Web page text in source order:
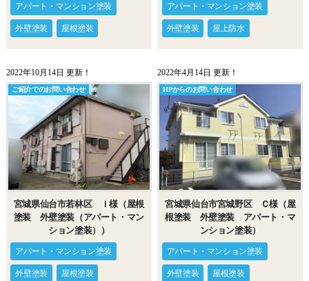
アパート・マンション塗装
外壁塗装 屋根塗装
アパート・マンション塗装
外壁塗装 屋上防水
2022年10月14日 更新！
ご紹介でのお問い合わせ
宮城県仙台市若林区 Ｉ様（屋根
塗装 外壁塗装（アパート・マン
ション塗装））
アパート・マンション塗装
外壁塗装 屋根塗装
2022年4月14日 更新！
HPからのお問い合わせ
宮城県仙台市宮城野区 Ｃ様（屋
根塗装 外壁塗装 アパート・マ
ンション塗装）
アパート・マンション塗装
外壁塗装 屋根塗装